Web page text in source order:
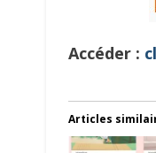
Accéder :
Articles